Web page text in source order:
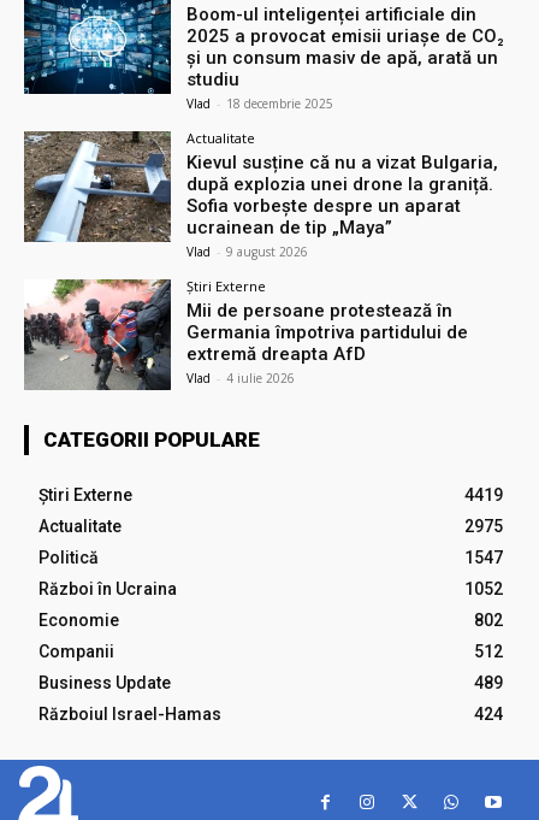
Boom-ul inteligenței artificiale din
2025 a provocat emisii uriașe de CO₂
și un consum masiv de apă, arată un
studiu
Vlad - 18 decembrie 2025
Actualitate
Kievul susține că nu a vizat Bulgaria,
după explozia unei drone la graniță.
Sofia vorbește despre un aparat
ucrainean de tip „Maya”
Vlad - 9 august 2026
Știri Externe
Mii de persoane protestează în
Germania împotriva partidului de
extremă dreapta AfD
Vlad - 4 iulie 2026
CATEGORII POPULARE
Știri Externe
4419
Actualitate
2975
Politică
1547
Război în Ucraina
1052
Economie
802
Companii
512
Business Update
489
Războiul Israel-Hamas
424